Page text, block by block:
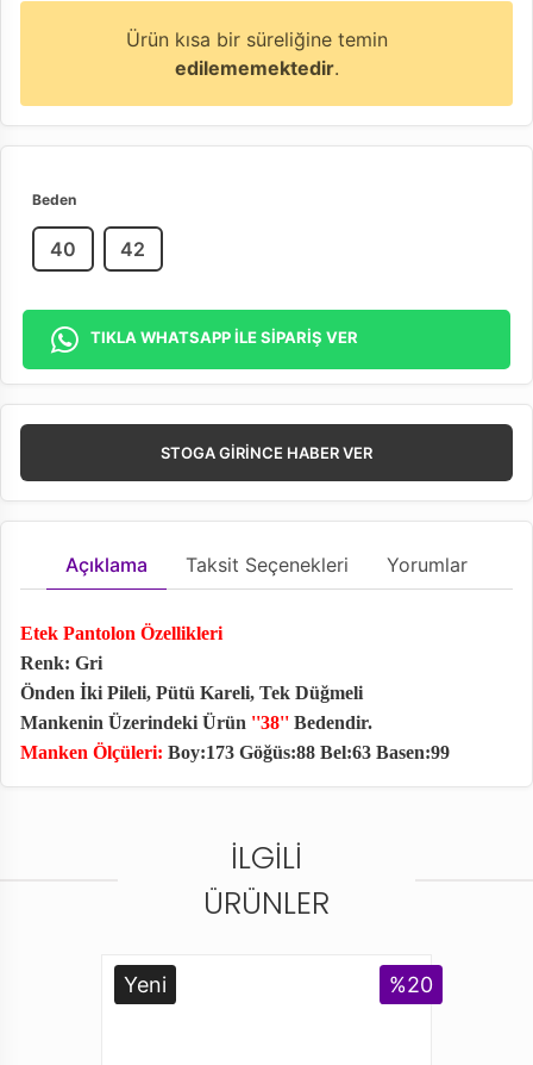
Ürün kısa bir süreliğine temin
edilememektedir.
Beden
40 42
TIKLA WHATSAPP İLE SİPARİŞ VER
STOGA GIRINCE HABER VER
Açıklama Taksit Seçenekleri Yorumlar
Etek Pantolon Özellikleri
Renk: Gri
Önden İki Pileli, Pütü Kareli, Tek Düğmeli
Mankenin Üzerindeki Ürün ''38'' Bedendir.
Manken Ölçüleri: Boy:173 Göğüs:88 Bel:63 Basen:99
İLGILI
ÜRÜNLER
Yeni %20